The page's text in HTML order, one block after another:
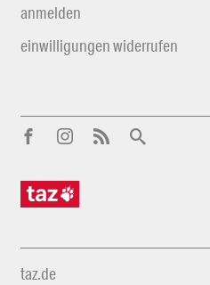
anmelden
einwilligungen widerrufen
taz.de